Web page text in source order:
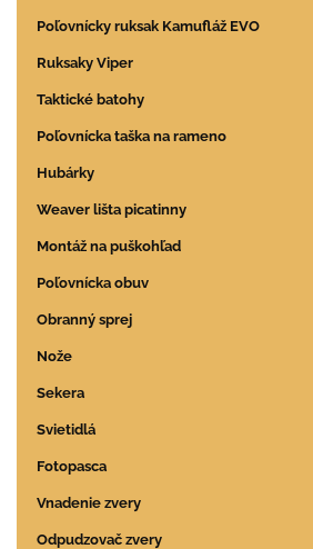
Poľovnícky ruksak Kamufláž EVO
Ruksaky Viper
Taktické batohy
Poľovnícka taška na rameno
Hubárky
Weaver lišta picatinny
Montáž na puškohľad
Poľovnícka obuv
Obranný sprej
Nože
Sekera
Svietidlá
Fotopasca
Vnadenie zvery
Odpudzovač zvery